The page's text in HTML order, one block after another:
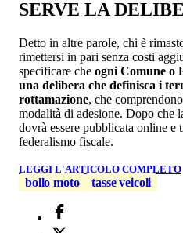
SERVE LA
Detto in altre parole, chi è
rimettersi in pari senza costi
specificare che ogni Comune o
una delibera che definisca i
rottamazione, che
modalità di adesione. Dopo che
dovrà essere pubblicata online e
federalismo fiscale.
LEGGI L'ARTICOLO COMPLETO
bollo moto tasse veicoli